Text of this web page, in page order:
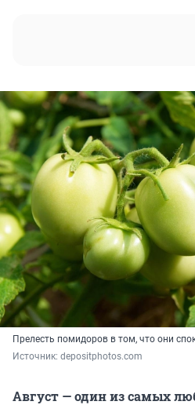
Прелесть помидоров в том, что они
Источник: depositphotos.com
Август — один из самых